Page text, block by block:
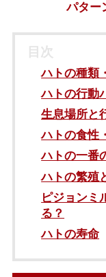
パター
目次
ハトの種類
ハトの行動
生息場所と
ハトの食性
ハトの一番
ハトの繁殖
ピジョンミ
る？
ハトの寿命